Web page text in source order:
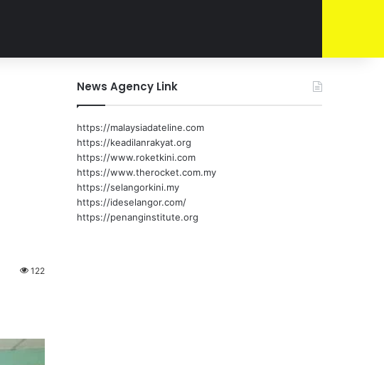
122
News Agency Link
https://malaysiadateline.com
https://keadilanrakyat.org
https://www.roketkini.com
https://www.therocket.com.my
https://selangorkini.my
https://ideselangor.com/
https://penanginstitute.org